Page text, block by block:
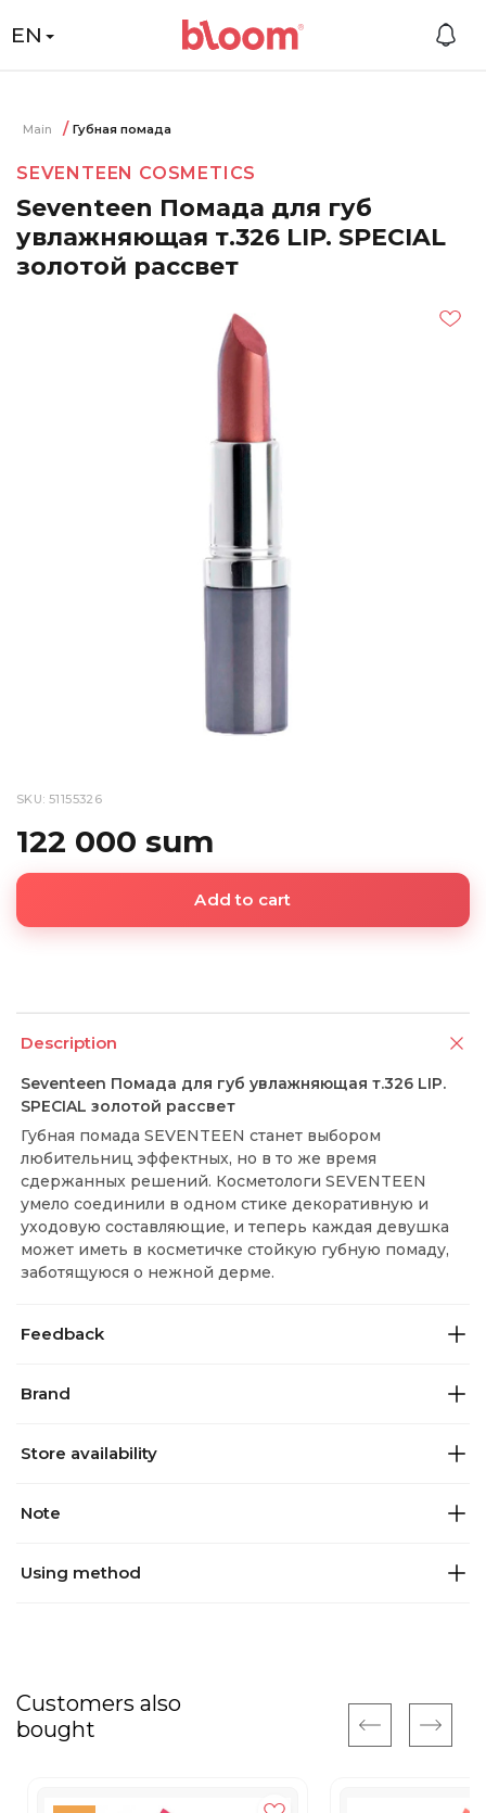
EN
Main Губная помада
SEVENTEEN COSMETICS
Seventeen Помада для губ
увлажняющая т.326 LIP. SPECIAL
золотой рассвет
SKU: 51155326
122 000 sum
Add to cart
Description
Seventeen Помада для губ увлажняющая т.326 LIP.
SPECIAL золотой рассвет
Губная помада SEVENTEEN станет выбором
любительниц эффектных, но в то же время
сдержанных решений. Косметологи SEVENTEEN
умело соединили в одном стике декоративную и
уходовую составляющие, и теперь каждая девушка
может иметь в косметичке стойкую губную помаду,
заботящуюся о нежной дерме.
Feedback
Brand
Store availability
Note
Using method
Customers also
bought